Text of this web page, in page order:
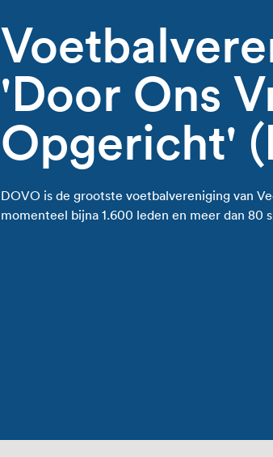
'Door Ons
Opgericht'
DOVO is de grootste voetbalvereniging van
momenteel bijna 1.600 leden en meer dan 80